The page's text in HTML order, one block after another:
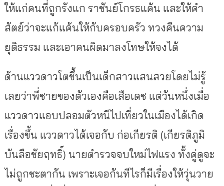
ให้แก่คนที่ถูกรังแก ราชันย์โกรธแค้น และให้คำ
สัตย์ว่าจะแก้แค้นให้กับครอบครัว ทวงคืนความ
ยุติธรรม และเอาคนผิดมาลงโทษให้จงได้
ด้านแววดาวโตขึ้นเป็นเด็กสาวแสนสวยโดยไม่รู้
เลยว่าพี่ชายของตัวเองคือเสือเดช แต่วันหนึ่งเมื่อ
แววดาวแอบปลอมตัวหนีไปเที่ยวในเมืองได้เกิด
เรื่องขึ้น แววดาวได้เจอกับ ก่อเกียรติ (เกียรติภูมิ
บันลือชัยฤทธิ์) นายตำรวจจบใหม่ไฟแรง ทั้งคู่ดูจะ
ไม่ถูกชะตากัน เพราะเจอกันทีไรก็มีเรื่องให้วุ่นวาย